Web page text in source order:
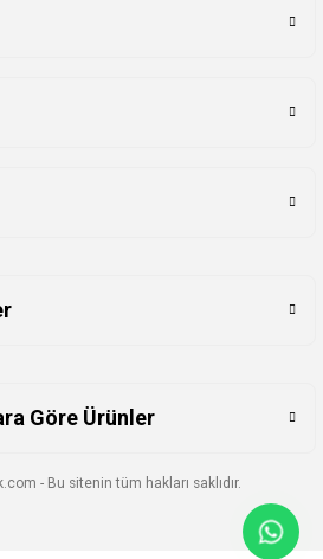
Göre Ürünler
- Bu sitenin tüm hakları saklıdır.